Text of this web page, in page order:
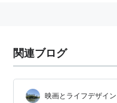
2010年9月にDREAMに
同年11月8日には柴田
2010年4月8日、4歳年
月、離婚。
関連ブログ
映画とライフデザイン